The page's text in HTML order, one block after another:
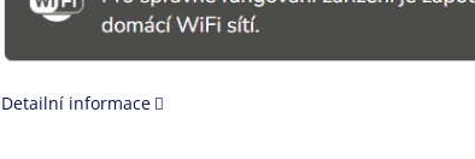
Detailní informace